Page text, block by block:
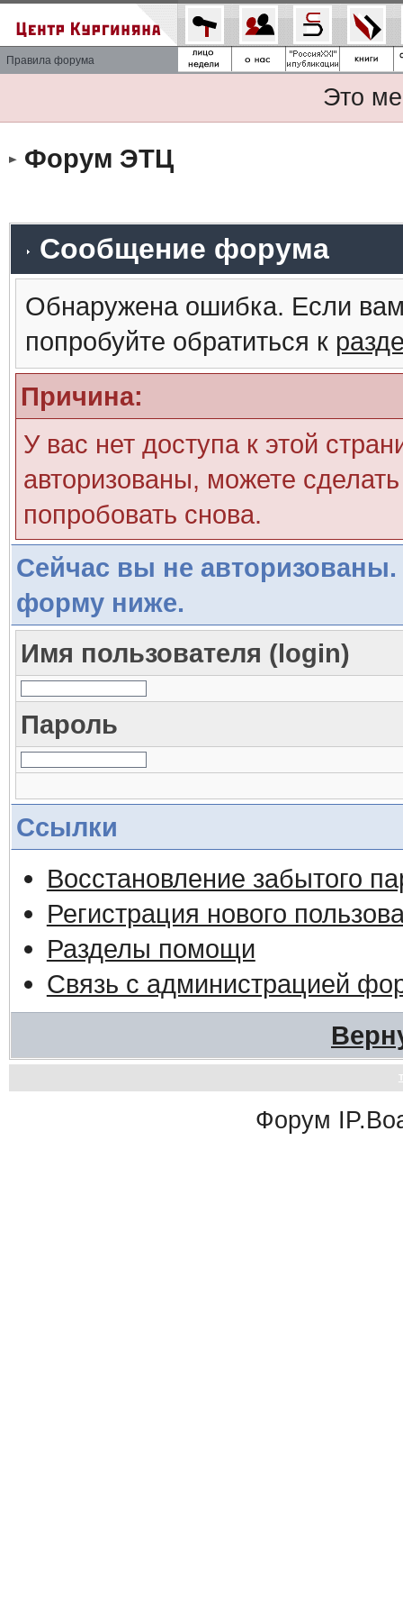
Правила форума
Это
Форум ЭТЦ
Сообщение форума
Обнаружена ошибка. Если
попробуйте обратиться к
Причина:
У вас нет доступа к этой
авторизованы, можете
попробовать снова.
Сейчас вы не авторизованы.
форму ниже.
Имя пользователя (login)
Пароль
Ссылки
Восстановление забытого
Регистрация нового
Разделы помощи
Связь с администрацией
Форум